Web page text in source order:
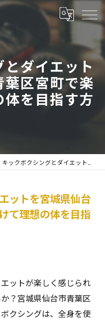
ダイエット
区宮町で楽
を目指す方
キックボクシングとダイエットを宮城県仙台市青葉区宮町で楽しく続けて理想の体を目指す方法
ットを宮城県仙台
て理想の体を目指
ットが楽しく感じられ
？宮城県仙台市青葉区
クシングは、全身を使